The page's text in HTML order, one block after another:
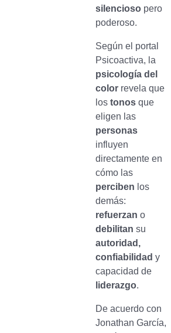
silenciosopero
poderoso.
Según el portal
Psicoactiva, la
psicología del
colorrevela que
los tonosque
eligen las
personas
influyen
directamente en
cómo las
perciben los
demás:
refuerzan o
debilitan su
autoridad,
confiabilidad y
capacidad de
liderazgo.
De acuerdo con
Jonathan García,